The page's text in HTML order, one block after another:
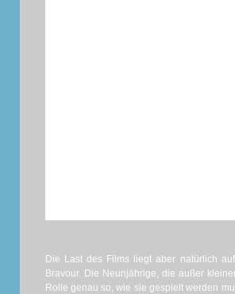
Die Last des Films liegt aber natürlich
Bravour. Die Neunjährige, die außer
Rolle genau so, wie sie gespielt werden